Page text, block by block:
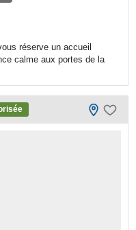
réserve un accueil
calme aux portes de la